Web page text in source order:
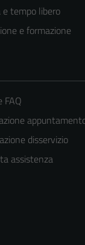
e tempo libero
e formazione
FAQ
disservizio
assistenza